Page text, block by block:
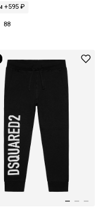
+595 ₽
88